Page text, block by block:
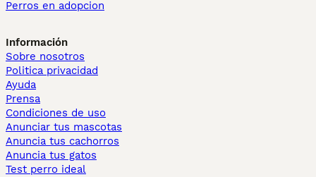
Perros en adopcion
Información
Sobre nosotros
Politica privacidad
Ayuda
Prensa
Condiciones de uso
Anunciar tus mascotas
Anuncia tus cachorros
Anuncia tus gatos
Test perro ideal